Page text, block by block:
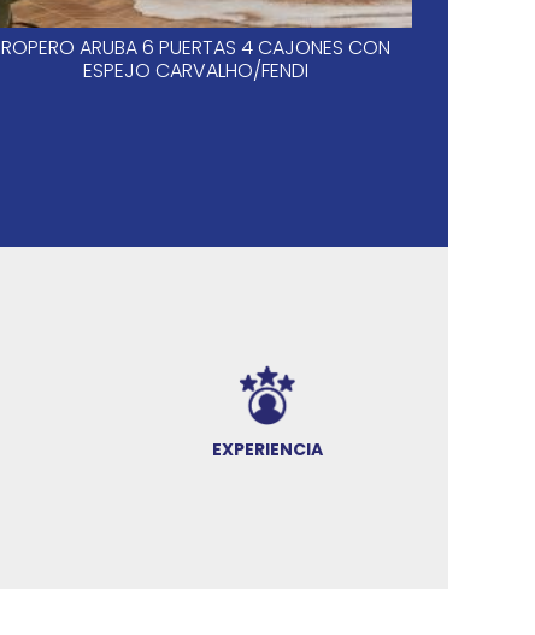
ROPERO ARUBA 6 PUERTAS 4 CAJONES CON
ESPEJO CARVALHO/FENDI
EXPERIENCIA